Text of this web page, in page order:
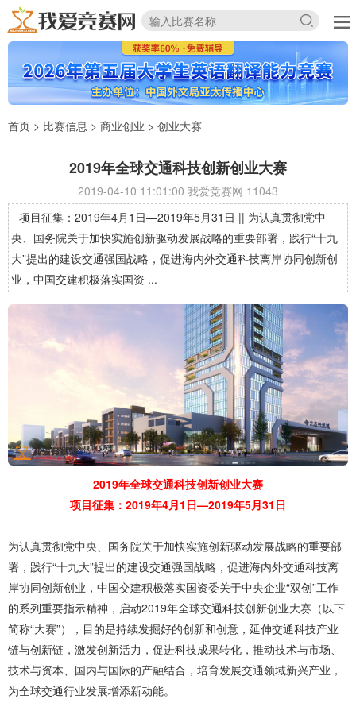
首页 > 比赛信息 > 商业创业 > 创业大赛
2019年全球交通科技创新创业大赛
2019-04-10 11:01:00 我爱竞赛网 11043
项目征集：2019年4月1日—2019年5月31日 || 为认真贯彻党中
央、国务院关于加快实施创新驱动发展战略的重要部署，践行“十九
大”提出的建设交通强国战略，促进海内外交通科技离岸协同创新创
业，中国交建积极落实国资 ...
2019年全球交通科技创新创业大赛
项目征集：2019年4月1日—2019年5月31日
为认真贯彻党中央、国务院关于加快实施创新驱动发展战略的重要部
署，践行“十九大”提出的建设交通强国战略，促进海内外交通科技离
岸协同创新创业，中国交建积极落实国资委关于中央企业“双创”工作
的系列重要指示精神，启动2019年全球交通科技创新创业大赛（以下
简称“大赛”），目的是持续发掘好的创新和创意，延伸交通科技产业
链与创新链，激发创新活力，促进科技成果转化，推动技术与市场、
技术与资本、国内与国际的产融结合，培育发展交通领域新兴产业，
为全球交通行业发展增添新动能。